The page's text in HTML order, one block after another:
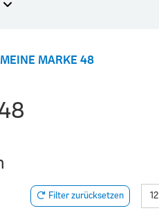
MEINE MARKE 48
Filter zurücksetzen